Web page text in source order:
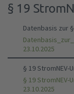
§ 19
Datenbasis zur
23.10.2025
§ 19 StromNEV-
§ 19 StromNEV-
23.10.2025